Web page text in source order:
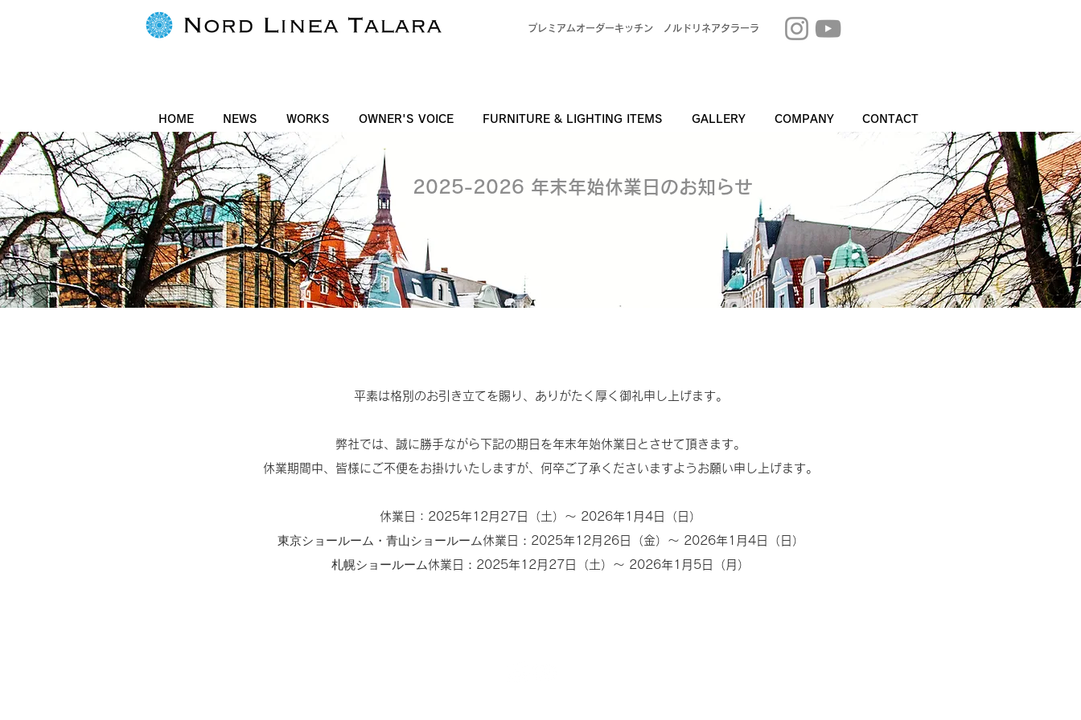
プレミアムオーダーキッチン ノルドリネアタラーラ
HOME NEWS WORKS OWNER'S VOICE FURNITURE & LIGHTING ITEMS GALLERY COMPANY CONTACT
2025-2026 年末年始休業日のお知らせ
平素は格別のお引き立てを賜り、ありがたく厚く御礼申し上げます。
弊社では、誠に勝手ながら下記の期日を年末年始休業日とさせて頂きます。
休業期間中、皆様にご不便をお掛けいたしますが、何卒ご了承くださいますようお願い申し上げます。
休業日：2025年12月27日（土）～ 2026年1月4日（日）
東京ショールーム・青山ショールーム 休業日 ： 2025年12月26日（金）～ 2026年1月4日（日）
札幌ショールーム 休業日 ： 2025年12月27日（土）～ 2026年1月5日（月）